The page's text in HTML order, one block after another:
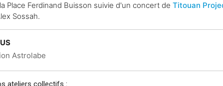
Place Ferdinand Buisson suivie d'un concert deTitouan
Sossah.
Astrolabe
ateliers collectifs :